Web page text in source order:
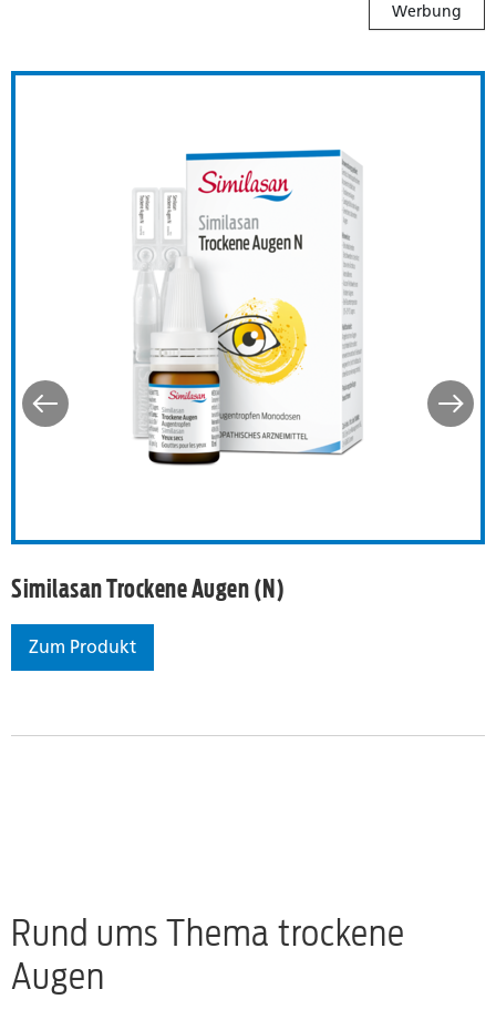
Werbung
Similasan Trockene Augen
Similasan Trockene Augen (N)
Similasan Trockene Augen (N)
Zum Produkt
Rund ums Thema trockene
Augen